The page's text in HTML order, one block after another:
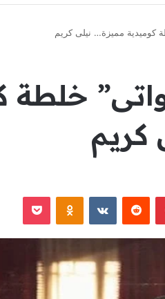
مميزة… نيلى كريم
خلطة
كريم
بينتيريست